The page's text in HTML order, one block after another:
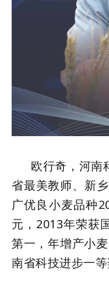
欧行奇，河南
省最美教师、新
广优良小麦品种
元，2013年荣获
第一，年增产小
南省科技进步一等